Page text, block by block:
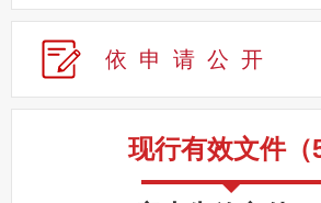
公务员及事业单位招录
应急管理
回应关切
其他法定信息
依申请公 开
现行有效文件（